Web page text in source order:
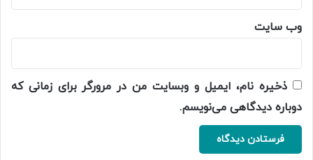
وب‌ سایت
ذخیره نام، ایمیل و وبسایت من در مرورگر برای زمانی که
دوباره دیدگاهی می‌نویسم.